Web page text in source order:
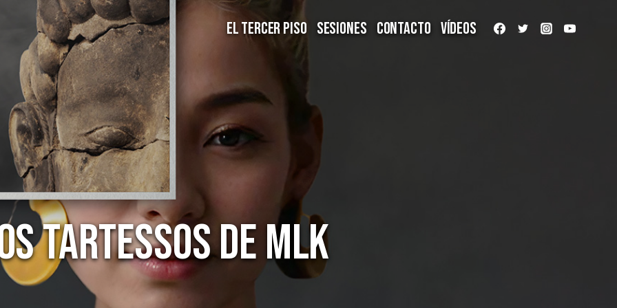
EL TERCER PISO Sesiones Contacto Vídeos
TARTESSOS DE MLK